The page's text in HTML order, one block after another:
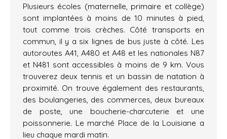
Plusieurs écoles (maternelle, primaire et collège)
sont implantées à moins de 10 minutes à pied,
tout comme trois crèches. Côté transports en
commun, il y a six lignes de bus juste à côté. Les
autoroutes A41, A480 et A48 et les nationales N87
et N481 sont accessibles à moins de 9 km. Vous
trouverez deux tennis et un bassin de natation à
proximité. On trouve également des restaurants,
des boulangeries, des commerces, deux bureaux
de poste, une boucherie-charcuterie et une
poissonnerie. Le marché Place de la Louisiane a
lieu chaque mardi matin.